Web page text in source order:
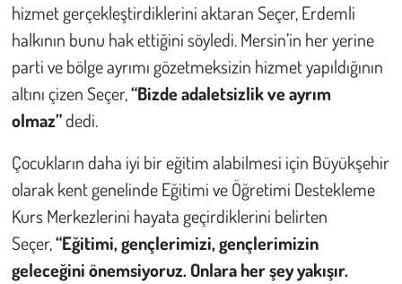
hizmet gerçekleştirdiklerini aktaran Seçer, Erdemli
halkının bunu hak ettiğini söyledi. Mersin’in her yerine
parti ve bölge ayrımı gözetmeksizin hizmet yapıldığının
altını çizen Seçer,“Bizde adaletsizlik ve ayrım
olmaz”dedi.
Çocukların daha iyi bir eğitim alabilmesi için Büyükşehir
olarak kent genelinde Eğitimi ve Öğretimi Destekleme
Kurs Merkezlerini hayata geçirdiklerini belirten
Seçer,“Eğitimi, gençlerimizi, gençlerimizin
geleceğini önemsiyoruz. Onlara her şey yakışır.
Tarih
Hukuk
Tarım
Son Dakika
Kent
Eğlence